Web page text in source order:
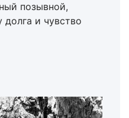
позывной,
долга и чувство